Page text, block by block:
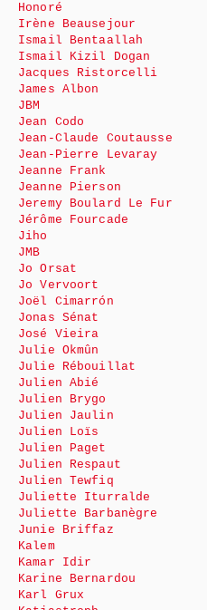
Honoré
Irène Beausejour
Ismail Bentaallah
Ismail Kizil Dogan
Jacques Ristorcelli
James Albon
JBM
Jean Codo
Jean-Claude Coutausse
Jean-Pierre Levaray
Jeanne Frank
Jeanne Pierson
Jeremy Boulard Le Fur
Jérôme Fourcade
Jiho
JMB
Jo Orsat
Jo Vervoort
Joël Cimarrón
Jonas Sénat
José Vieira
Julie Okmûn
Julie Rébouillat
Julien Abié
Julien Brygo
Julien Jaulin
Julien Loïs
Julien Paget
Julien Respaut
Julien Tewfiq
Juliette Iturralde
Juliette Barbanègre
Junie Briffaz
Kalem
Kamar Idir
Karine Bernardou
Karl Grux